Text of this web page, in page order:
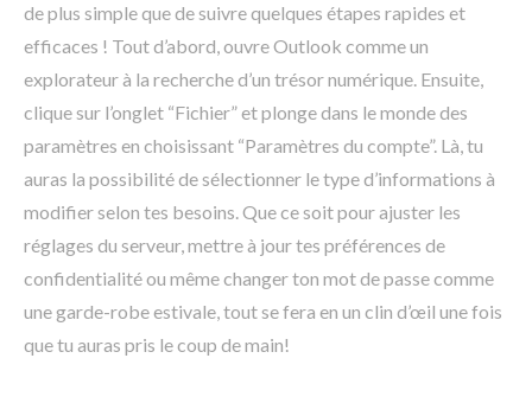
de plus simple que de suivre quelques étapes rapides et
efficaces ! Tout d’abord, ouvre Outlook comme un
explorateur à la recherche d’un trésor numérique. Ensuite,
clique sur l’onglet “Fichier” et plonge dans le monde des
paramètres en choisissant “Paramètres du compte”. Là, tu
auras la possibilité de sélectionner le type d’informations à
modifier selon tes besoins. Que ce soit pour ajuster les
réglages du serveur, mettre à jour tes préférences de
confidentialité ou même changer ton mot de passe comme
une garde-robe estivale, tout se fera en un clin d’œil une fois
que tu auras pris le coup de main!